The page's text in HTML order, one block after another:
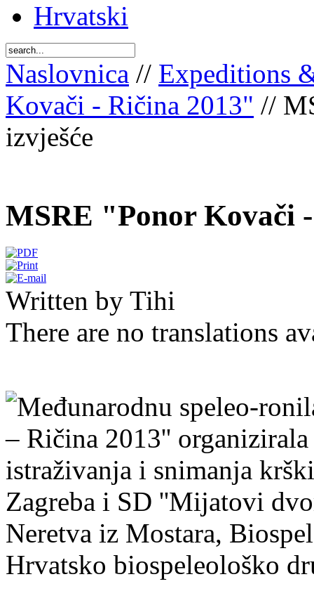
Hrvatski
Naslovnica // Expeditions
Kovači - Ričina 2013" //
izvješće
MSRE "Ponor Kovači
Written by Tihi
There are no translations
Međunarodnu speleo-
– Ričina 2013''
istraživanja i snimanja
Zagreba i SD ''Mijatovi
Neretva iz Mostara,
Hrvatsko biospeleološko